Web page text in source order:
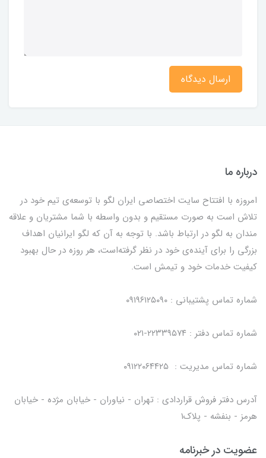
ارسال دیدگاه
درباره ما
امروزه با افتتاح سایت اختصاصی ایران لگو با توسعه‌ی تیم خود در
تلاش است به صورت مستقیم و بدون واسطه با شما مشتریان و علاقه
مندان به لگو در ارتباط باشد. با توجه به آن که لگو ایرانیان اهداف
بزرگی را برای آینده‌ی خود در نظر گرفته‌است، هر روزه در حال بهبود
کیفیت خدمات خود و تیمش است.
شماره تماس پشتیبانی : ۰۹۱۹۶۱۲۵۰۹۰
شماره تماس دفتر : ۲۲۳۳۹۵۷۴-۰۲۱
شماره تماس مدیریت : ۰۹۱۲۲۰۶۴۴۲۵
آدرس دفتر فروش قراردادی : تهران - نیاوران - خیابان مژده - خیابان
هرمز - بنفشه - پلاک۱
عضویت در خبرنامه